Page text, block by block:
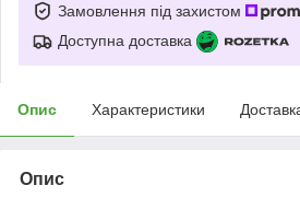
Замовлення під захистом
Доступна доставка
Опис Характеристики
Опис